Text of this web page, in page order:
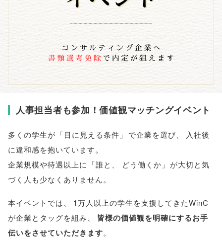
人事担当者も参加！価値観マッチングイベント
多くの学生が 「目に見える条件 」 で企業を選び、
入社後
に違和感を抱いています。
企業規模や待遇以上に 「誰と 、 どう働くか 」 が大切と気
づく人も少なくありません。
本イベントでは、
1万人以上の学生を支援してきたWinC
が企業とタッグを組み、
皆様の価値観を明確にするお手
伝いをさせていただきます。